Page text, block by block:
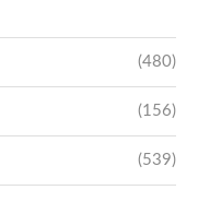
(480)
(156)
(539)